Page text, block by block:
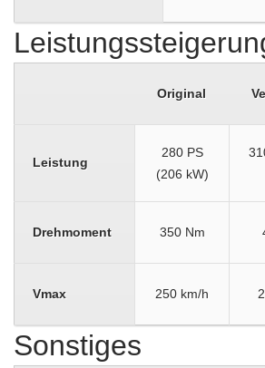
Original
Leistung
280 PS
(206 kW)
Drehmoment 350 Nm
Vmax 250 km/h
Sonstiges